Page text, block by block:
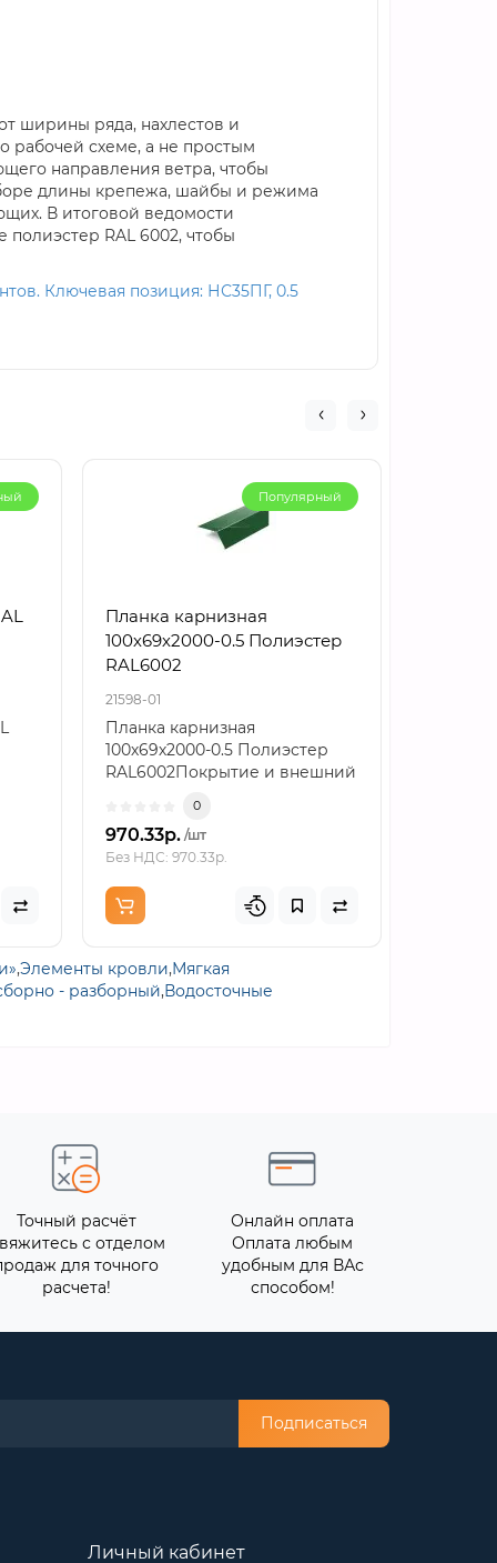
ширины ряда, нахлестов и
рабочей схеме, а не простым
направления ветра, чтобы
длины крепежа, шайбы и режима
В итоговой ведомости
RAL 6002, чтобы
Ключевая позиция: НС35ПГ, 0.5
Популярный
Планка карнизная
100х69х2000-0.5 Полиэстер
RAL6002
21598-01
Планка карнизная
100х69х2000-0.5 Полиэстер
RAL6002Покрытие и внешний
0
970.33р. /шт
Без НДС: 970.33р.
,Элементы кровли,Мягкая
- разборный,Водосточные
Точный расчёт
с отделом
для точного
расчета!
Онлайн оплата
Оплата любым
удобным для ВАс
способом!
Подписаться
Личный кабинет